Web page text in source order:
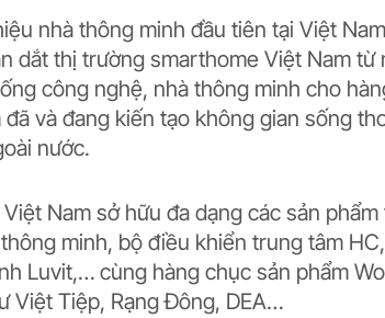
nhà thông minh đầu tiên tại Việt
dắt thị trường smarthome Việt Nam từ
công nghệ, nhà thông minh cho
và đang kiến tạo không gian sống
nước.
Nam sở hữu đa dạng các sản
minh, bộ điều khiển trung tâm
Luvit,… cùng hàng chục sản phẩm
Việt Tiệp, Rạng Đông, DEA…